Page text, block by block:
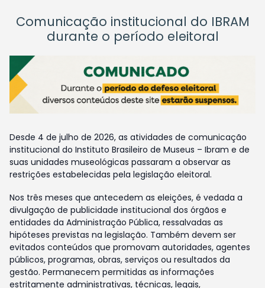
Comunicação institucional do IBRAM
durante o período eleitoral
Desde 4 de julho de 2026, as atividades de comunicação
institucional do Instituto Brasileiro de Museus – Ibram e de
suas unidades museológicas passaram a observar as
restrições estabelecidas pela legislação eleitoral.
Nos três meses que antecedem as eleições, é vedada a
divulgação de publicidade institucional dos órgãos e
entidades da Administração Pública, ressalvadas as
hipóteses previstas na legislação. Também devem ser
evitados conteúdos que promovam autoridades, agentes
públicos, programas, obras, serviços ou resultados da
gestão. Permanecem permitidas as informações
estritamente administrativas, técnicas, legais,